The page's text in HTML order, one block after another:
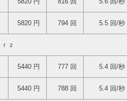
5820 円 794 回 5.5 回/秒
ｚ
5440 円 777 回 5.4 回/秒
5440 円 788 回 5.4 回/秒